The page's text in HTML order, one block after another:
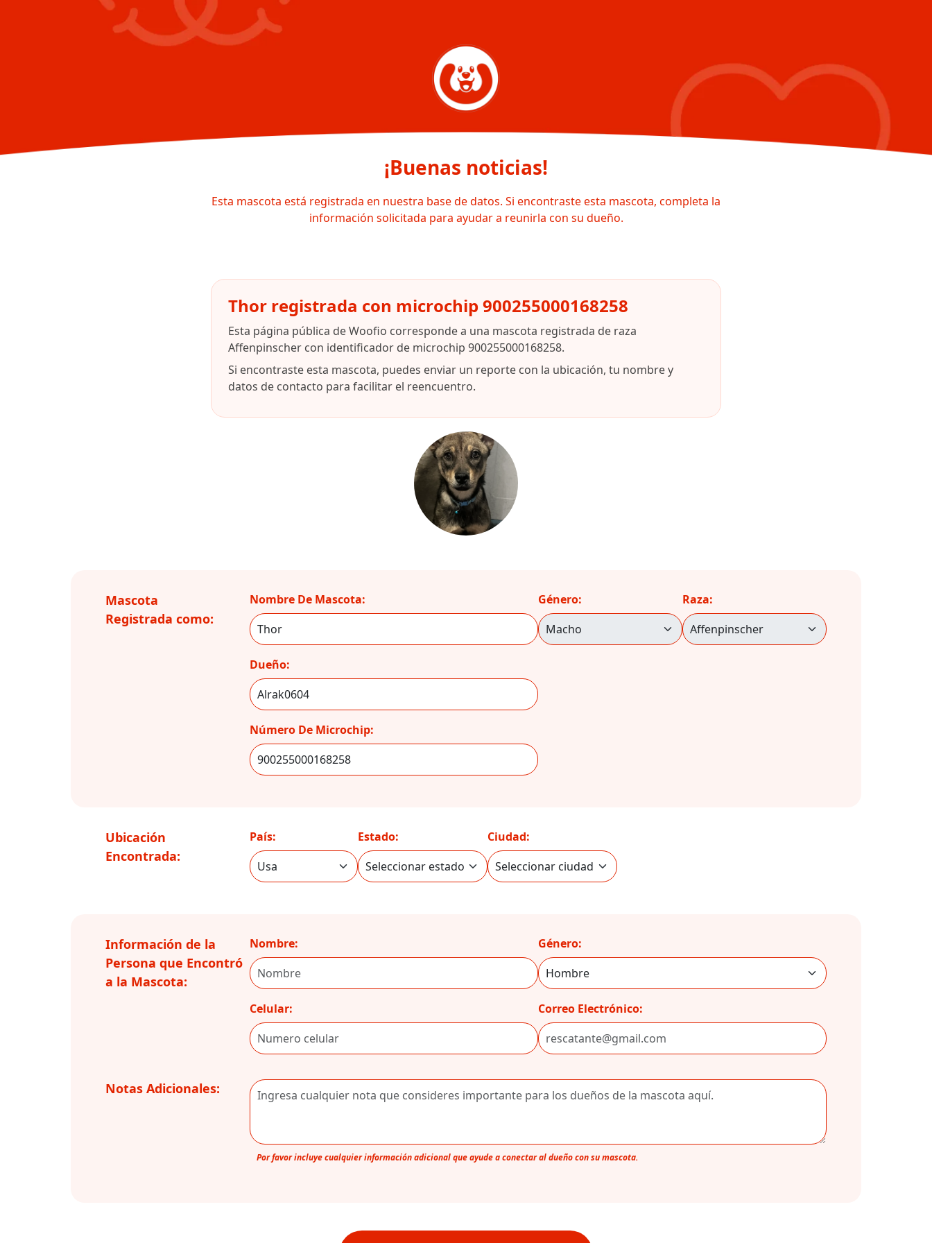
¡Buenas noticias!
Esta mascota está registrada en nuestra base de datos. Si encontraste esta mascota, completa la
información solicitada para ayudar a reunirla con su dueño.
Thor registrada con microchip 900255000168258
Esta página pública de Woofio corresponde a una mascota registrada de raza
Affenpinscher con identificador de microchip 900255000168258.
Si encontraste esta mascota, puedes enviar un reporte con la ubicación, tu nombre y
datos de contacto para facilitar el reencuentro.
Mascota
Registrada como:
Nombre De Mascota:
Dueño:
Número De Microchip:
Género: Raza:
Ubicación
Encontrada:
País: Estado: Ciudad:
Información de la
Persona que Encontró
a la Mascota:
Nombre:
Celular:
Género:
Correo Electrónico:
Notas Adicionales:
Por favor incluye cualquier información adicional que ayude a conectar al dueño con su mascota.